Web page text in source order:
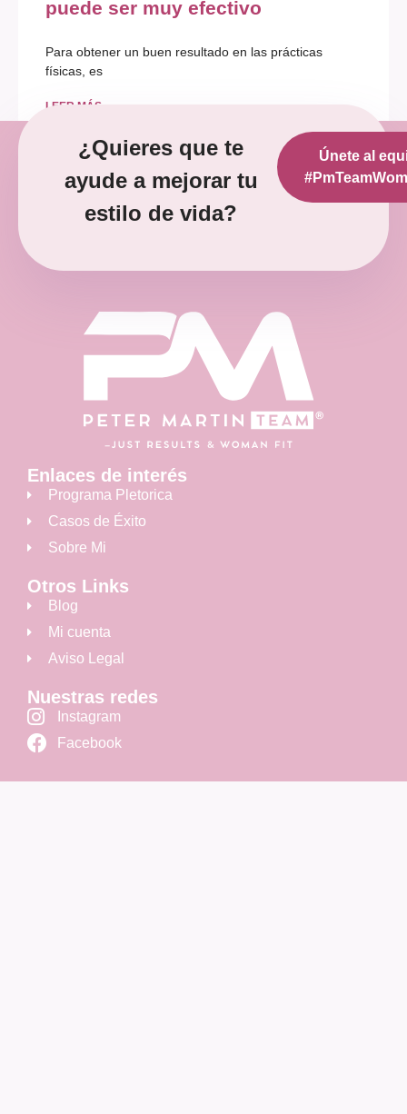
puede ser muy efectivo
Para obtener un buen resultado en las prácticas
físicas, es
LEER MÁS »
diciembre 12, 2022 No hay comentarios
¿Quieres que te
ayude a mejorar tu
estilo de vida?
Únete al
Enlaces de interés
Programa Pletorica
Casos de Éxito
Sobre Mi
Otros Links
Blog
Mi cuenta
Aviso Legal
Nuestras redes
Instagram
Facebook